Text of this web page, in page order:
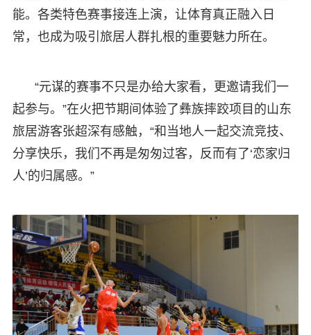
能。各类特色赛事接连上演，让体育真正融入日
常，也成为吸引旅居人群扎根的重要魅力所在。
“元谋的赛事不只是办给大家看，更邀请我们一
起参与。”在火把节期间体验了彝族摔跤项目的山东
旅居游客张超深有感触，“和当地人一起交流竞技、
分享快乐，我们不再是匆匆过客，反而有了‘恋家归
人’的归属感。”